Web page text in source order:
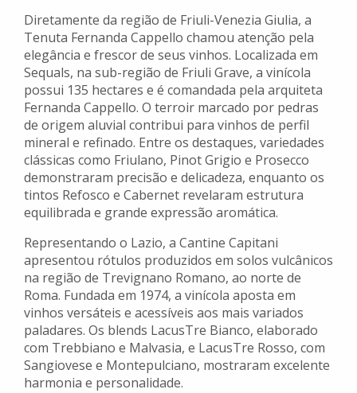
Diretamente da região de Friuli-Venezia Giulia, a
Tenuta Fernanda Cappello chamou atenção pela
elegância e frescor de seus vinhos. Localizada em
Sequals, na sub-região de Friuli Grave, a vinícola
possui 135 hectares e é comandada pela arquiteta
Fernanda Cappello. O terroir marcado por pedras
de origem aluvial contribui para vinhos de perfil
mineral e refinado. Entre os destaques, variedades
clássicas como Friulano, Pinot Grigio e Prosecco
demonstraram precisão e delicadeza, enquanto os
tintos Refosco e Cabernet revelaram estrutura
equilibrada e grande expressão aromática.
Representando o Lazio, a Cantine Capitani
apresentou rótulos produzidos em solos vulcânicos
na região de Trevignano Romano, ao norte de
Roma. Fundada em 1974, a vinícola aposta em
vinhos versáteis e acessíveis aos mais variados
paladares. Os blends LacusTre Bianco, elaborado
com Trebbiano e Malvasia, e LacusTre Rosso, com
Sangiovese e Montepulciano, mostraram excelente
harmonia e personalidade.